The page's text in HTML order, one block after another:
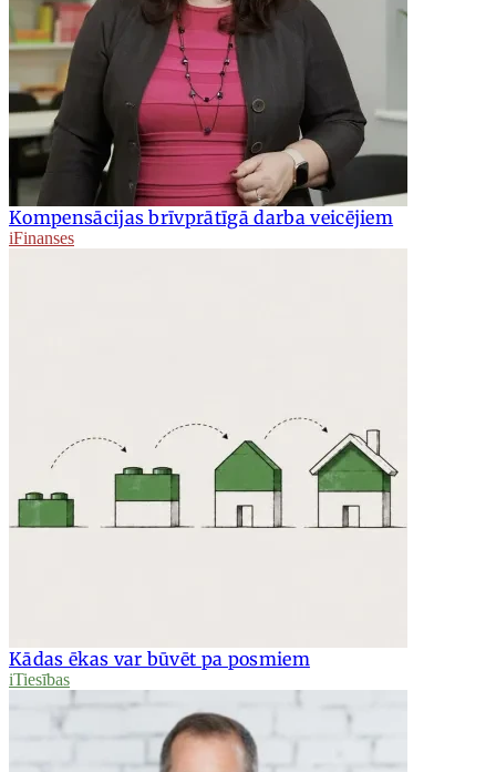
Kompensācijas brīvprātīgā darba veicējiem
iFinanses
Kādas ēkas var būvēt pa posmiem
iTiesības